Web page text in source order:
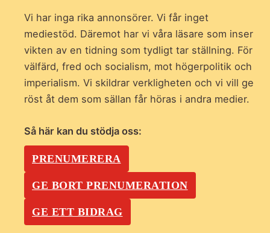
Vi har inga rika annonsörer. Vi får inget
mediestöd. Däremot har vi våra läsare som inser
vikten av en tidning som tydligt tar ställning. För
välfärd, fred och socialism, mot högerpolitik och
imperialism. Vi skildrar verkligheten och vi vill ge
röst åt dem som sällan får höras i andra medier.
Så här kan du stödja oss:
PRENUMERERA
GE BORT PRENUMERATION
GE ETT BIDRAG